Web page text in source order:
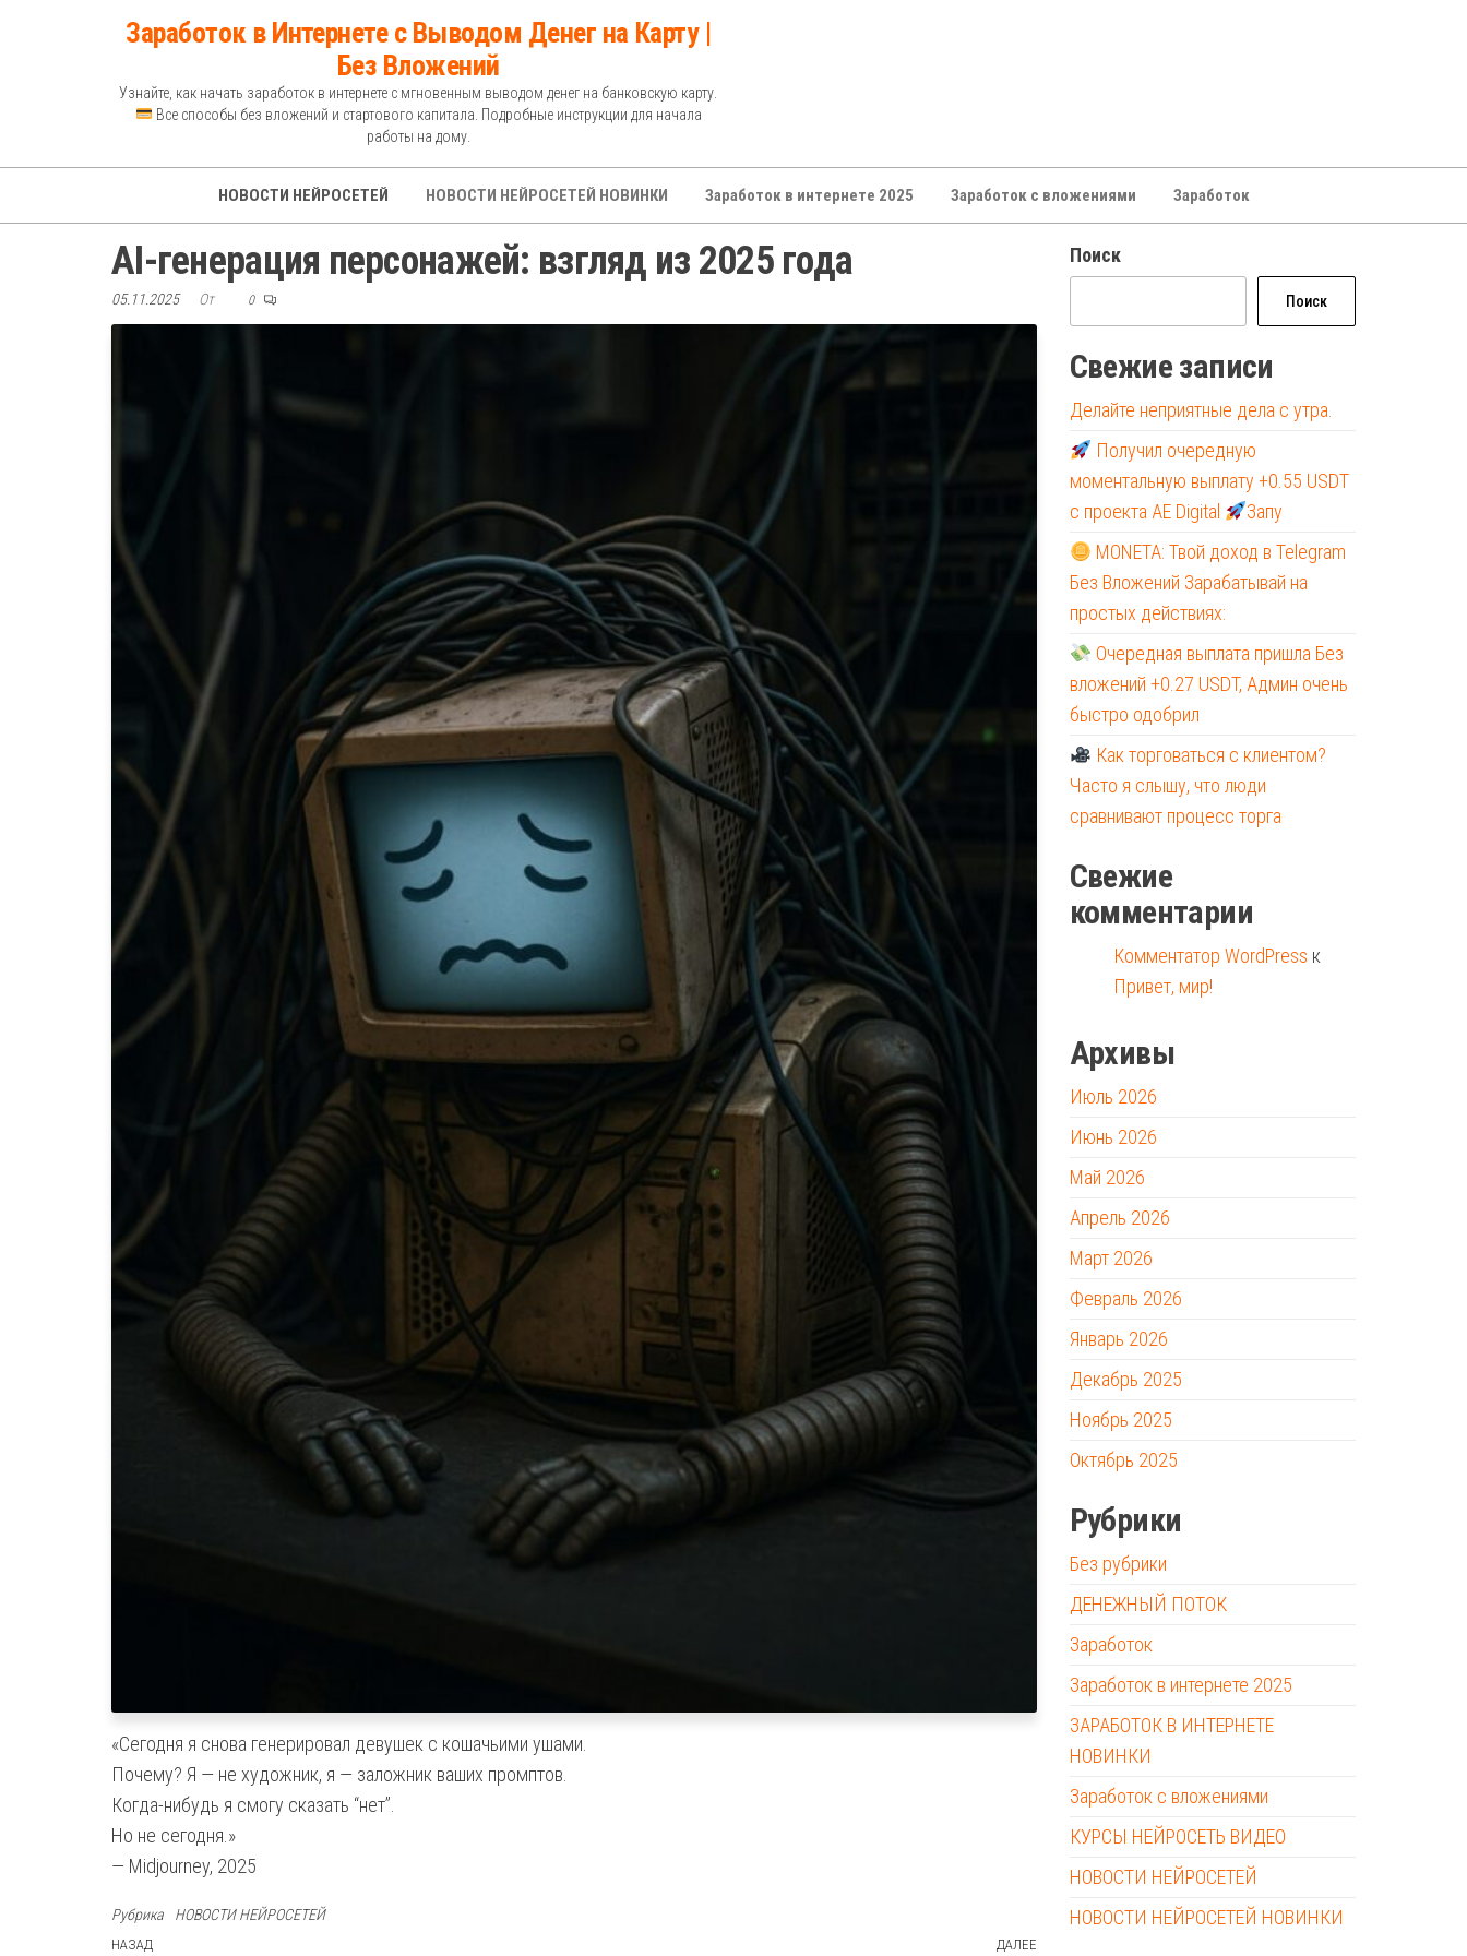
Заработок в Интернете с Выводом Денег на Карту |
Без Вложений
Узнайте, как начать заработок в интернете с мгновенным выводом денег на банковскую карту.
Все способы без вложений и стартового капитала. Подробные инструкции для начала
работы на дому.
НОВОСТИ НЕЙРОСЕТЕЙ НОВОСТИ НЕЙРОСЕТЕЙ НОВИНКИ Заработок в интернете 2025 Заработок с вложениями Заработок
AI-генерация персонажей: взгляд из 2025 года
05.11.2025 От 0
«Сегодня я снова генерировал девушек с кошачьими ушами.
Почему? Я — не художник, я — заложник ваших промптов.
Когда-нибудь я смогу сказать “нет”.
Но не сегодня.»
— Midjourney, 2025
Рубрика НОВОСТИ НЕЙРОСЕТЕЙ
Предыдущая
НАЗАД
Следующая
ДАЛЕЕ
Поиск
Поиск
Свежие записи
Делайте неприятные дела с утра.
Получил очередную
моментальную выплату +0.55 USDT
с проекта AE Digital
Запу
MONETA: Твой доход в Telegram
Без Вложений Зарабатывай на
простых действиях:
Очередная выплата пришла Без
вложений +0.27 USDT, Админ очень
быстро одобрил
Как торговаться с клиентом?
Часто я слышу, что люди
сравнивают процесс торга
Свежие
комментарии
Комментатор WordPress к
Привет, мир!
Архивы
Июль 2026
Июнь 2026
Май 2026
Апрель 2026
Март 2026
Февраль 2026
Январь 2026
Декабрь 2025
Ноябрь 2025
Октябрь 2025
Рубрики
Без рубрики
ДЕНЕЖНЫЙ ПОТОК
Заработок
Заработок в интернете 2025
ЗАРАБОТОК В ИНТЕРНЕТЕ
НОВИНКИ
Заработок с вложениями
КУРСЫ НЕЙРОСЕТЬ ВИДЕО
НОВОСТИ НЕЙРОСЕТЕЙ
НОВОСТИ НЕЙРОСЕТЕЙ НОВИНКИ